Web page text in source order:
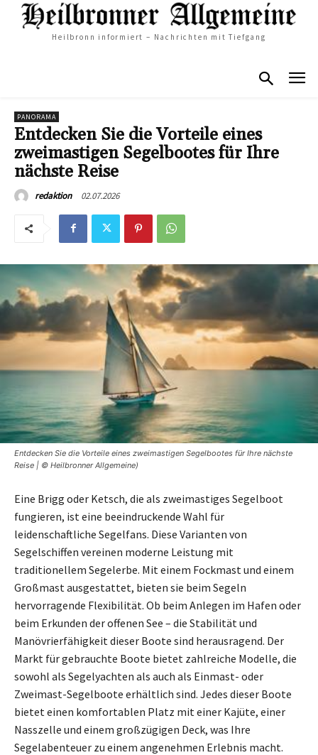
Heilbronn informiert – Nachrichten mit Tiefgang
PANORAMA
Entdecken Sie die Vorteile eines
zweimastigen Segelbootes für Ihre
nächste Reise
redaktion 02.07.2026
Entdecken Sie die Vorteile eines zweimastigen Segelbootes für Ihre nächste
Reise | © Heilbronner Allgemeine)
Eine Brigg oder Ketsch, die als zweimastiges Segelboot
fungieren, ist eine beeindruckende Wahl für
leidenschaftliche Segelfans. Diese Varianten von
Segelschiffen vereinen moderne Leistung mit
traditionellem Segelerbe. Mit einem Fockmast und einem
Großmast ausgestattet, bieten sie beim Segeln
hervorragende Flexibilität. Ob beim Anlegen im Hafen oder
beim Erkunden der offenen See – die Stabilität und
Manövrierfähigkeit dieser Boote sind herausragend. Der
Markt für gebrauchte Boote bietet zahlreiche Modelle, die
sowohl als Segelyachten als auch als Einmast- oder
Zweimast-Segelboote erhältlich sind. Jedes dieser Boote
bietet einen komfortablen Platz mit einer Kajüte, einer
Nasszelle und einem großzügigen Deck, was Ihre
Segelabenteuer zu einem angenehmen Erlebnis macht.